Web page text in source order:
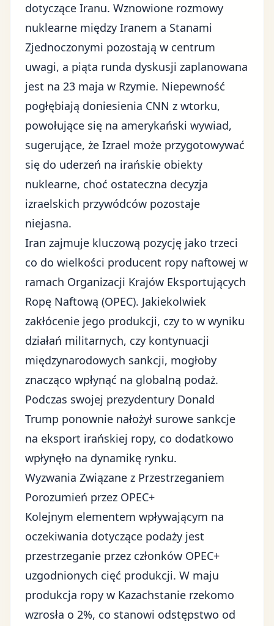
dotyczące Iranu. Wznowione rozmowy
nuklearne między Iranem a Stanami
Zjednoczonymi pozostają w centrum
uwagi, a piąta runda dyskusji zaplanowana
jest na 23 maja w Rzymie. Niepewność
pogłębiają doniesienia CNN z wtorku,
powołujące się na amerykański wywiad,
sugerujące, że Izrael może przygotowywać
się do uderzeń na irańskie obiekty
nuklearne, choć ostateczna decyzja
izraelskich przywódców pozostaje
niejasna.
Iran zajmuje kluczową pozycję jako trzeci
co do wielkości producent ropy naftowej w
ramach Organizacji Krajów Eksportujących
Ropę Naftową (OPEC). Jakiekolwiek
zakłócenie jego produkcji, czy to w wyniku
działań militarnych, czy kontynuacji
międzynarodowych sankcji, mogłoby
znacząco wpłynąć na globalną podaż.
Podczas swojej prezydentury Donald
Trump ponownie nałożył surowe sankcje
na eksport irańskiej ropy, co dodatkowo
wpłynęło na dynamikę rynku.
Wyzwania Związane z Przestrzeganiem
Porozumień przez OPEC+
Kolejnym elementem wpływającym na
oczekiwania dotyczące podaży jest
przestrzeganie przez członków OPEC+
uzgodnionych cięć produkcji. W maju
produkcja ropy w Kazachstanie rzekomo
wzrosła o 2%, co stanowi odstępstwo od